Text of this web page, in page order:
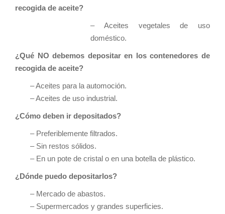
recogida de aceite?
– Aceites vegetales de uso
doméstico.
¿Qué NO debemos depositar en los contenedores de
recogida de aceite?
– Aceites para la automoción.
– Aceites de uso industrial.
¿Cómo deben ir depositados?
– Preferiblemente filtrados.
– Sin restos sólidos.
– En un pote de cristal o en una botella de plástico.
¿Dónde puedo depositarlos?
– Mercado de abastos.
– Supermercados y grandes superficies.